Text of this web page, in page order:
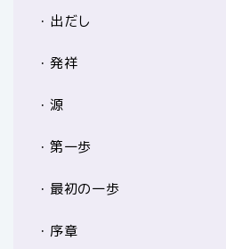
・出だし
・発祥
・源
・第一歩
・最初の一歩
・序章